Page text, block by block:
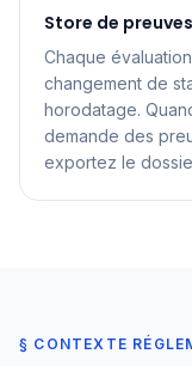
Store de
Chaque
changement de
horodatage.
demande des
exportez le
§ CONTEXTE